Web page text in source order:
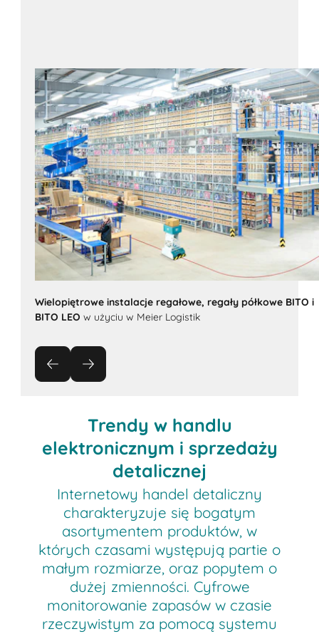
Wielopiętrowe instalacje regałowe, regały półkowe BITO i
BITO LEO w użyciu w Meier Logistik
Trendy w handlu
elektronicznym i sprzedaży
detalicznej
Internetowy handel detaliczny
charakteryzuje się bogatym
asortymentem produktów, w
których czasami występują partie o
małym rozmiarze, oraz popytem o
dużej zmienności. Cyfrowe
monitorowanie zapasów w czasie
rzeczywistym za pomocą systemu